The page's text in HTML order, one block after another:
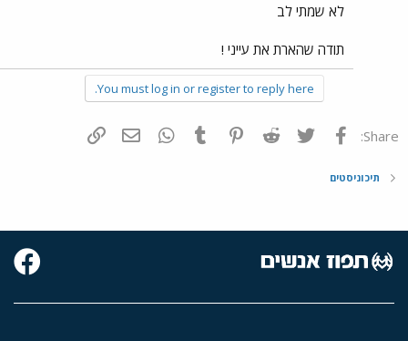
לא שמתי לב
תודה שהארת את עייני !
You must log in or register to reply here.
Share: פייסבוק Twitter
Reddit
Pinterest
Tumblr
WhatsAppדואר אלקטרוני
תיכוניסטים